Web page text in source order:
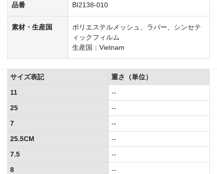
品番 BI2138-010
素材・生産国
ポリエステルメッシュ、ラバー、シンセテ
ィックフィルム
生産国：Vietnam
サイズ表記
重さ（単位）
11
--
25
--
7
--
25.5CM
--
7.5
--
8
--